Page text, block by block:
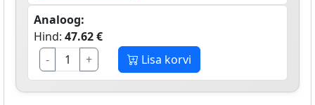
Analoog:
Hind: 47.62 €
-
+ Lisa korvi